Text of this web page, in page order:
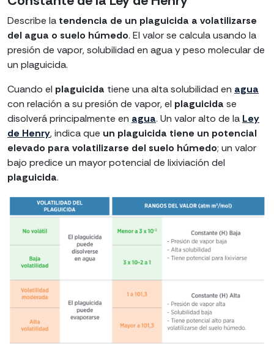
Describe la tendencia de un plaguicida a volatilizarse
del agua o suelo húmedo. El valor se calcula usando la
presión de vapor, solubilidad en agua y peso molecular de
un plaguicida.
Cuando el plaguicida tiene una alta solubilidad en agua
con relación a su presión de vapor, el plaguicida se
disolverá principalmente en agua. Un valor alto de la Ley
de Henry, indica que un plaguicida tiene un potencial
elevado para volatilizarse del suelo húmedo; un valor
bajo predice un mayor potencial de lixiviación del
plaguicida.